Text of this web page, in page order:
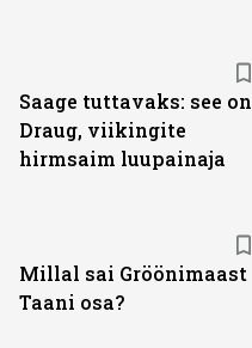
Saage tuttavaks: see on
Draug, viikingite
hirmsaim luupainaja
Millal sai Gröönimaast
Taani osa?